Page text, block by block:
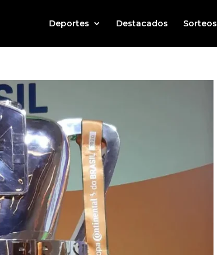
Deportes Destacados Sorteos